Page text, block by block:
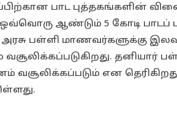
பாட புத்தகங்களின் விலை
ஒவ்வொரு ஆண்டும் 5 கோடி பாடப்
பள்ளி மாணவர்களுக்கு
தனியார்
வசூலிக்கப்படும் என